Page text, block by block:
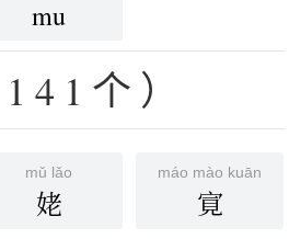
mu
个）
mǔ lǎo
姥
máo mào kuān
㝟